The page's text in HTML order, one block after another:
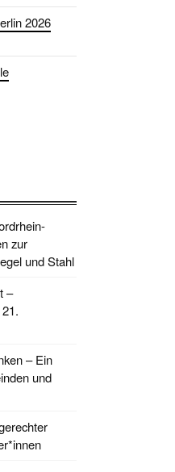
2026
zur
und Stahl
–
– Ein
und